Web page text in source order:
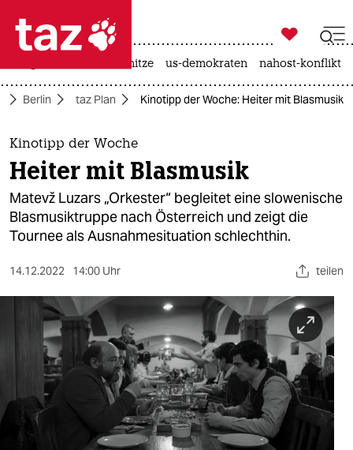
 taz zahl ich
taz zahl ich
themen
politik
öko
sport
berlin
wahrheit

taz zahl ich
hitze us-demokraten nahost-konflikt
Berlin taz Plan Kinotipp der Woche: Heiter mit Blasmusik
Kinotipp der Woche
Heiter mit Blasmusik
Matevž Luzars „Orkester“ begleitet eine slowenische
Blasmusiktruppe nach Österreich und zeigt die
Tournee als Ausnahmesituation schlechthin.
14.12.2022 14:00 Uhr teilen